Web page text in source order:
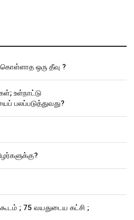
ஒரு தீவு ?
உள்நாட்டு
பலப்படுத்துவது?
; 75 வயதுடைய கட்சி ;